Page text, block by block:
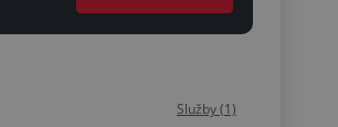
Služby (1)